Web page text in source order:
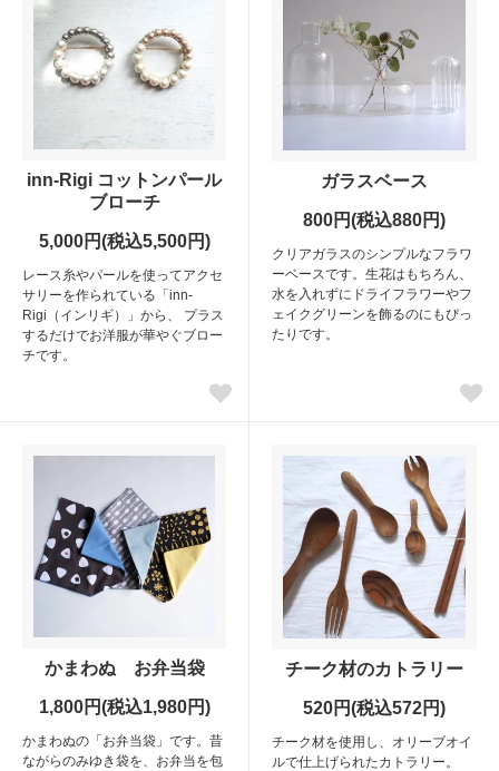
inn-Rigi コットンパール
ブローチ
5,000円(税込5,500円)
レース糸やパールを使ってアクセ
サリーを作られている「inn-
Rigi（インリギ）」から、 プラス
するだけでお洋服が華やぐブロー
チです。
ガラスベース
800円(税込880円)
クリアガラスのシンプルなフラワ
ーベースです。生花はもちろん、
水を入れずにドライフラワーやフ
ェイクグリーンを飾るのにもぴっ
たりです。
かまわぬ お弁当袋
1,800円(税込1,980円)
かまわぬの「お弁当袋」です。昔
ながらのみゆき袋を、お弁当を包
チーク材のカトラリー
520円(税込572円)
チーク材を使用し、オリーブオイ
ルで仕上げられたカトラリー。